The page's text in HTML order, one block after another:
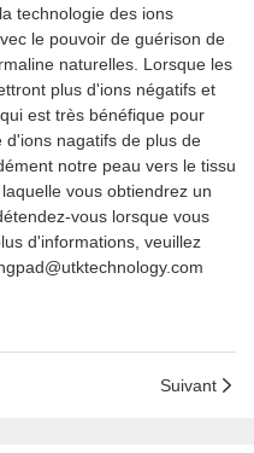
technologie des ions
le pouvoir de guérison de
naturelles. Lorsque les
plus d'ions négatifs et
est très bénéfique pour
nagatifs de plus de
notre peau vers le tissu
vous obtiendrez un
vous lorsque vous
d'informations, veuillez
Suivant